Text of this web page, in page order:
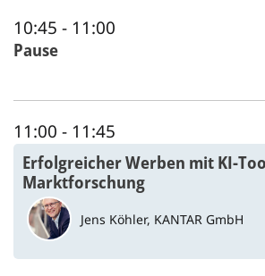
10:45 - 11:00
Pause
11:00 - 11:45
Erfolgreicher Werben mit KI-
Marktforschung
Jens Köhler, KANTAR GmbH